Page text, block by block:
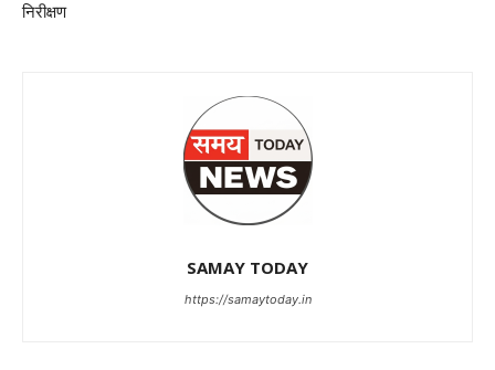
निरीक्षण
SAMAY TODAY
https://samaytoday.in